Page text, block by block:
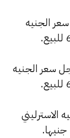
الجنيه
سعر الجنيه
الاسترليني